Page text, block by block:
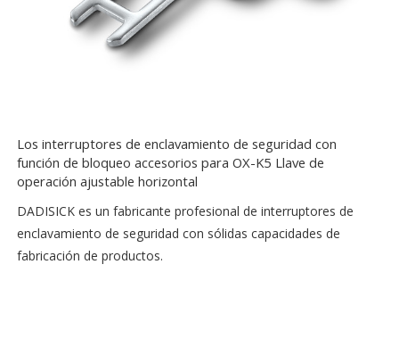
Los interruptores de enclavamiento de seguridad con
función de bloqueo accesorios para OX-K5 Llave de
operación ajustable horizontal
DADISICK es un fabricante profesional de interruptores de
enclavamiento de seguridad con sólidas capacidades de
fabricación de productos.